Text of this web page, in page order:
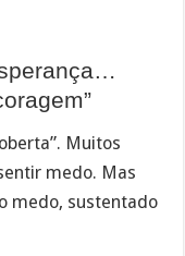
Muitos
medo. Mas
medo, sustentado